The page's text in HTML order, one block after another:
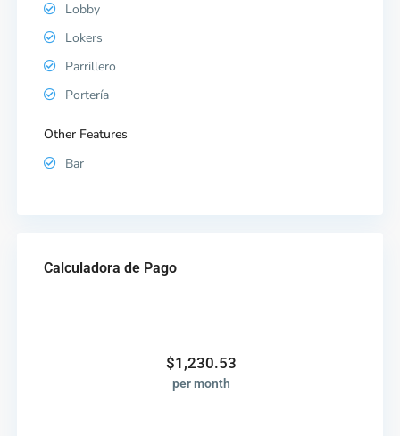
Lobby
Lokers
Parrillero
Portería
Other Features
Bar
Calculadora de Pago
$1,230.53
per month